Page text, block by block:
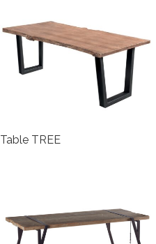
Table TREE